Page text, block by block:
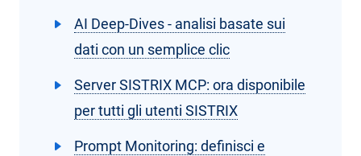
AI Deep-Dives - analisi basate sui
dati con un semplice clic
Server SISTRIX MCP: ora disponibile
per tutti gli utenti SISTRIX
Prompt Monitoring: definisci e